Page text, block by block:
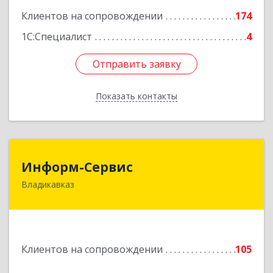
Клиентов на сопровождении
174
1С:Специалист
4
Отправить заявку
Показать контакты
Подробнее
Отправить заявку
Назад
Информ-Сервис
Владикавказ
Клиентов на сопровождении 105
362020, Северная Осетия - Алания Респ,